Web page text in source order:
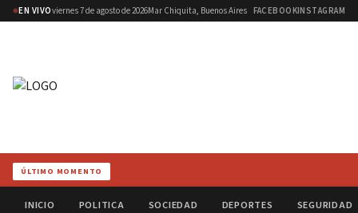
EN VIVOviernes 7 de agosto de 2026Mar Chiquita, Buenos Aires FACEBOOKINSTAGRAM
ÚLTIMO MOMENTO
INICIO POLITICA SOCIEDAD DEPORTES SEGURIDAD